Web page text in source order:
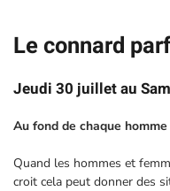
Le connard
Jeudi 30 juillet au
Au fond de chaque
Quand les hommes et
croit cela peut donner des